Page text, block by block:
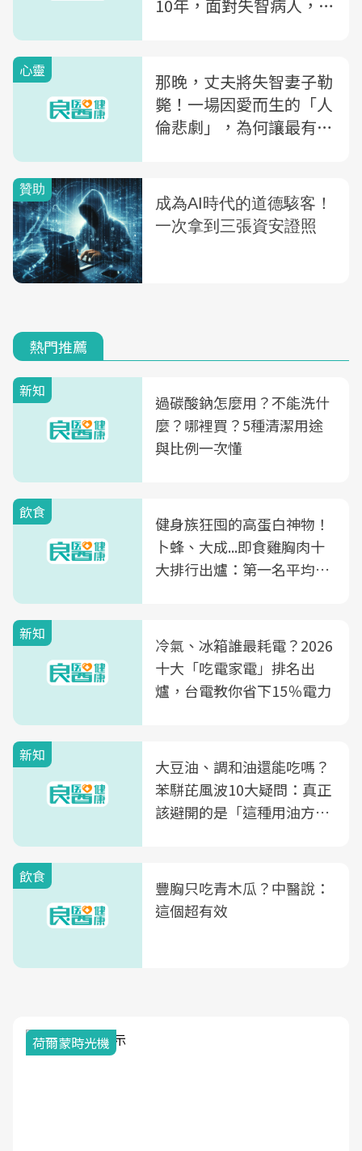
10年，面對失智病人，她
心靈
那晚，丈夫將失智妻子勒
斃！一場因愛而生的「人
倫悲劇」，為何讓最有責
熱門推薦
新知
過碳酸鈉怎麼用？不能洗什
麼？哪裡買？5種清潔用途
與比例一次懂
飲食
健身族狂囤的高蛋白神物！
卜蜂、大成...即食雞胸肉十
大排行出爐：第一名平均一
新知
冷氣、冰箱誰最耗電？2026
十大「吃電家電」排名出
爐，台電教你省下15％電力
新知
大豆油、調和油還能吃嗎？
苯駢芘風波10大疑問：真正
該避開的是「這種用油方
飲食
豐胸只吃青木瓜？中醫說：
這個超有效
荷爾蒙時光機